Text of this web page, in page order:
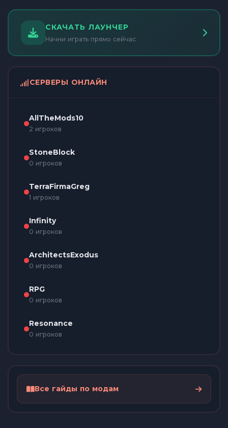
СКАЧАТЬ ЛАУНЧЕР
Начни играть прямо сейчас
СЕРВЕРЫ ОНЛАЙН
AllTheMods10
2 игроков
StoneBlock
0 игроков
TerraFirmaGreg
1 игроков
Infinity
0 игроков
ArchitectsExodus
0 игроков
RPG
0 игроков
Resonance
0 игроков
Все гайды по модам